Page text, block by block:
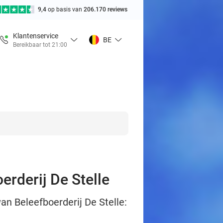
9,4 op basis van 206.170 reviews
Klantenservice
Bereikbaar tot 21:00
BE
De Stelle
Beleefboerderij De Stelle: